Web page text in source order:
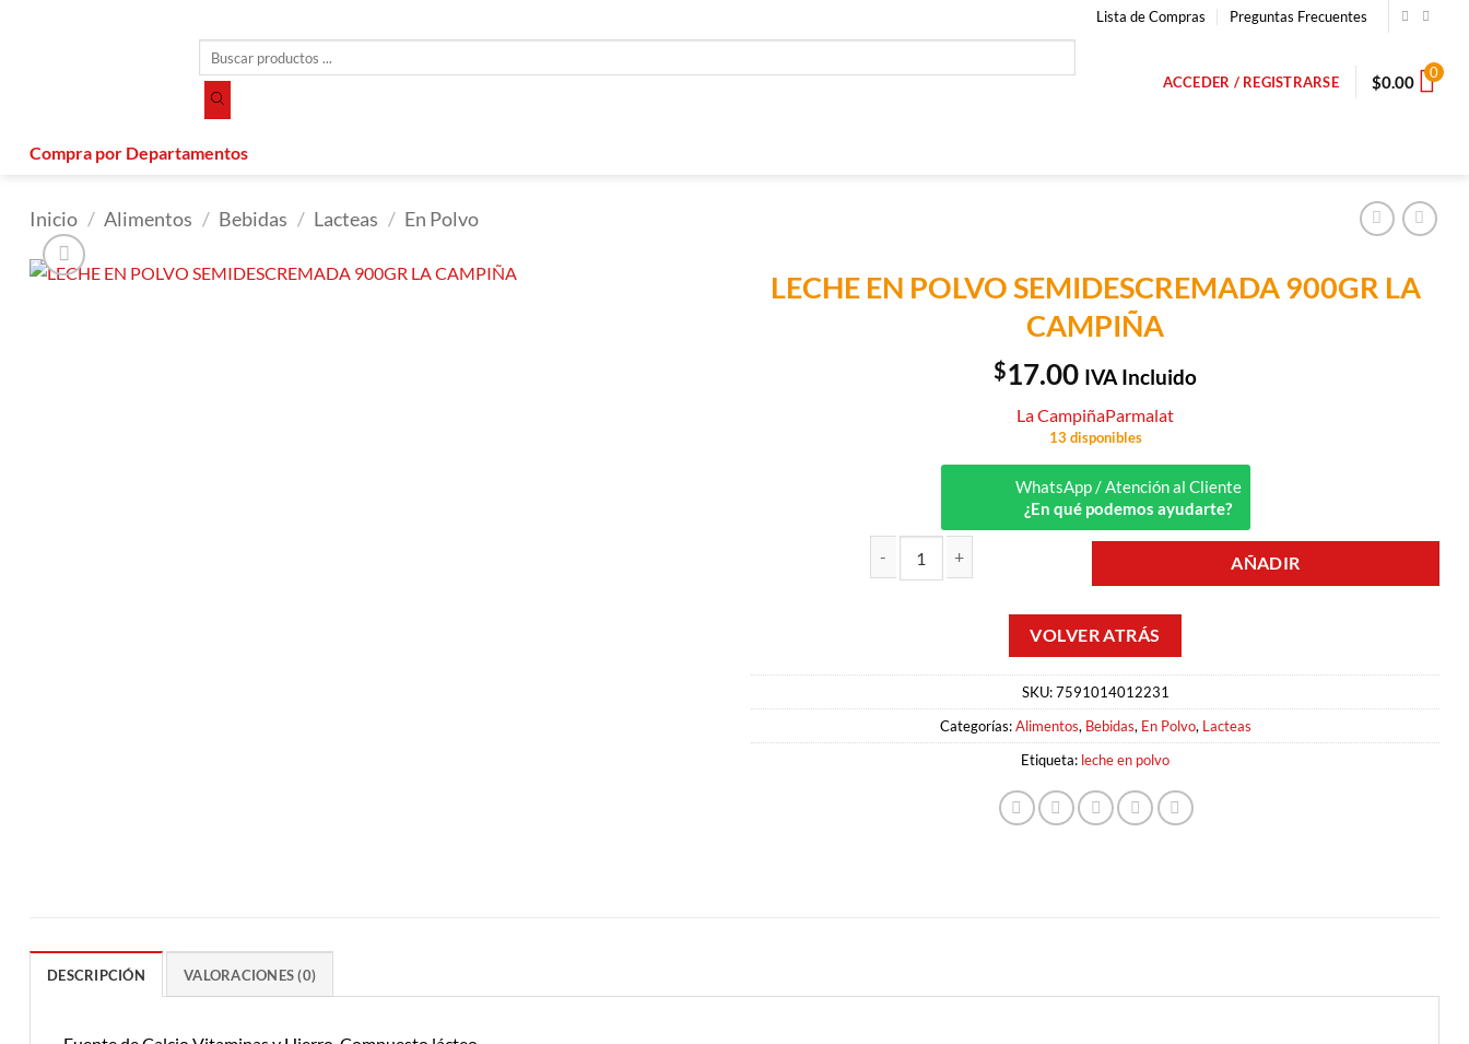
Lista de Compras Preguntas Frecuentes
productos
ACCEDER / REGISTRARSE $0.00 0
Compra por Departamentos
Inicio / Alimentos / Bebidas / Lacteas / En Polvo
LECHE EN POLVO SEMIDESCREMADA 900GR LA
CAMPIÑA
$17.00 IVA Incluido
La CampiñaParmalat
13 disponibles
WhatsApp / Atención al Cliente
¿En qué podemos ayudarte?
LECHE EN POLVO SEMIDESCREMADA 900GR LA CAMPIÑA cantidad
AÑADIR
SKU:7591014012231
Categorías:Alimentos, Bebidas, En Polvo, Lacteas
Etiqueta: leche en polvo
DESCRIPCIÓN VALORACIONES (0)